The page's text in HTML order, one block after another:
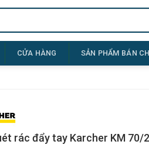
CỬA HÀNG SẢN PHẨM BÁN
rác đẩy tay Karcher KM 70/